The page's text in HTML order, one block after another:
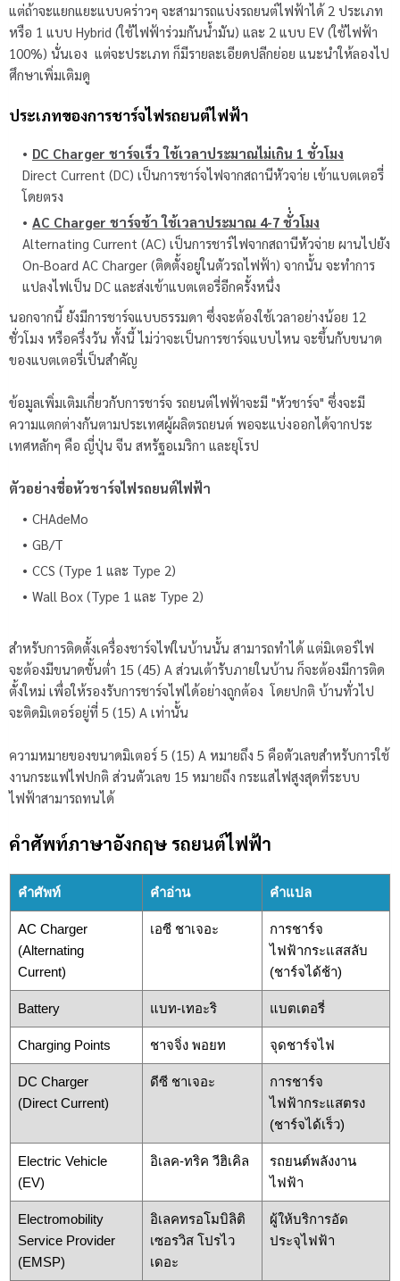
แต่ถ้าจะแยกแยะแบบคร่าวๆ จะสามารถแบ่งรถยนต์ไฟฟ้าได้ 2 ประเภท
หรือ 1 แบบ Hybrid (ใช้ไฟฟ้าร่วมกันน้ำมัน) และ 2 แบบ EV (ใช้ไฟฟ้า
100%) นั่นเอง แต่จะประเภท ก็มีรายละเอียดปลีกย่อย แนะนำให้ลองไป
ศึกษาเพิ่มเติมดู
ประเภทของการชาร์จไฟรถยนต์ไฟฟ้า
DC Charger ชาร์จเร็ว ใช้เวลาประมาณไม่เกิน 1 ชั่วโมง
Direct Current (DC) เป็นการชาร์จไฟจากสถานีหัวจา่ย เข้าแบตเตอรี่
โดยตรง
AC Charger ชาร์จช้า ใช้เวลาประมาณ 4-7 ชั่่วโมง
Alternating Current (AC) เป็นการชาร์ไฟจากสถานีหัวจ่าย ผานไปยัง
On-Board AC Charger (ติดตั้งอยู่ในตัวรถไฟฟ้า) จากนั้น จะทำการ
แปลงไฟเป็น DC และส่งเข้าแบตเตอรี่อีกครั้งหนึ่ง
นอกจากนี้ ยังมีการชาร์จแบบธรรมดา ซึ่งจะต้องใช้เวลาอย่างน้อย 12
ชั่วโมง หรือครึ่งวัน ทั้งนี้ ไม่ว่าจะเป็นการชาร์จแบบไหน จะขึ้นกับขนาด
ของแบตเตอรี่เป็นสำคัญ
ข้อมูลเพิ่มเติมเกี่ยวกับการชาร์จ รถยนต์ไฟฟ้าจะมี "หัวชาร์จ" ซึ่งจะมี
ความแตกต่างกันตามประเทศผู้ผลิตรถยนต์ พอจะแบ่งออกได้จากประ
เทศหลักๆ คือ ญี่ปุ่น จีน สหรัฐอเมริกา และยุโรป
ตัวอย่างชื่อหัวชาร์จไฟรถยนต์ไฟฟ้า
CHAdeMo
GB/T
CCS (Type 1 และ Type 2)
Wall Box (Type 1 และ Type 2)
สำหรับการติดตั้งเครื่องชาร์จไฟในบ้านนั้น สามารถทำได้ แต่มิเตอร์ไฟ
จะต้องมีขนาดขั้นต่ำ 15 (45) A ส่วนเต้ารับภายในบ้าน ก็จะต้องมีการติด
ตั้งใหม่ เพื่อให้รองรับการชาร์จไฟได้อย่างถูกต้อง โดยปกติ บ้านทั่วไป
จะติดมิเตอร์อยู่ที่ 5 (15) A เท่านั้น
ความหมายของขนาดมิเตอร์ 5 (15) A หมายถึง 5 คือตัวเลขสำหรับการใช้
งานกระแฟไฟปกติ ส่วนตัวเลข 15 หมายถึง กระแสไฟสูงสุดที่ระบบ
ไฟฟ้าสามารถทนได้
คำศัพท์ภาษาอังกฤษ รถยนต์ไฟฟ้า
คำศัพท์ คำอ่าน คำแปล
AC Charger
(Alternating
Current)
เอซี ชาเจอะ
การชาร์จ
ไฟฟ้ากระแสสลับ
(ชาร์จได้ช้า)
Battery แบท-เทอะริ แบตเตอรี่
Charging Points ชาจจิ่ง พอยท จุดชาร์จไฟ
DC Charger
(Direct Current)
ดีซี ชาเจอะ
การชาร์จ
ไฟฟ้ากระแสตรง
(ชาร์จได้เร็ว)
Electric Vehicle
(EV)
อิเลค-ทริค วีฮิเคิล
รถยนต์พลังงาน
ไฟฟ้า
Electromobility
Service Provider
(EMSP)
อิเลคทรอโมบิลิติ
เซอรวิส โปรไว
เดอะ
ผู้ให้บริการอัด
ประจุไฟฟ้า